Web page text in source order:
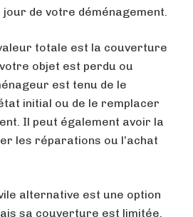
de votre déménagement.
totale est la couverture
objet est perdu ou
est tenu de le
initial ou de le remplacer
Il peut également avoir la
les réparations ou l’achat
alternative est une option
sa couverture est limitée.